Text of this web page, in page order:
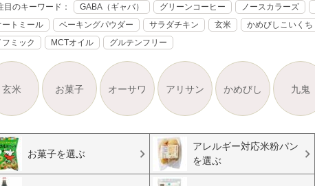
目のキーワード： GABA（ギャバ） グリーンコーヒー ノースカラーズ
ートミール
ベーキングパウダー サラダチキン 玄米 かめびしこいくち
フミック
MCTオイル グルテンフリー
玄米 お菓子 オーサワ アリサン かめびし 九鬼
お菓子を選ぶ
アレルギー対応米粉パン
を選ぶ